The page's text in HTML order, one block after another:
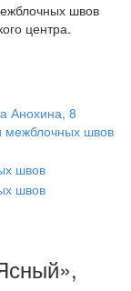
швов
центра.